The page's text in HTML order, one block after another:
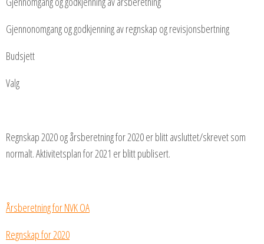
Gjennonomgang og godkjenning av regnskap og revisjonsbertning
Budsjett
Valg
Regnskap 2020 og årsberetning for 2020 er blitt avsluttet/skrevet som
normalt. Aktivitetsplan for 2021 er blitt publisert.
Årsberetning for NVK OA
Regnskap for 2020